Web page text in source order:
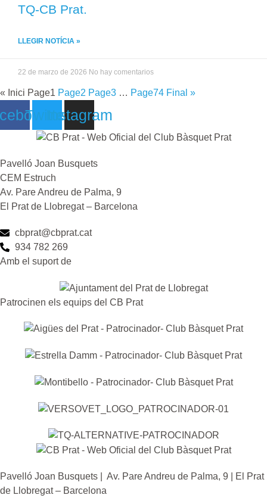
TQ-CB Prat.
LLEGIR NOTÍCIA »
22 de marzo de 2026 No hay comentarios
« Inici Page1 Page2 Page3 … Page74 Final »
TwitterInstagram
Pavelló Joan Busquets
CEM Estruch
Av. Pare Andreu de Palma, 9
El Prat de Llobregat – Barcelona
cbprat@cbprat.cat
934 782 269
Amb el suport de
Patrocinen els equips del CB Prat
Pavelló Joan Busquets | Av. Pare Andreu de Palma, 9 | El Prat
de Llobregat – Barcelona